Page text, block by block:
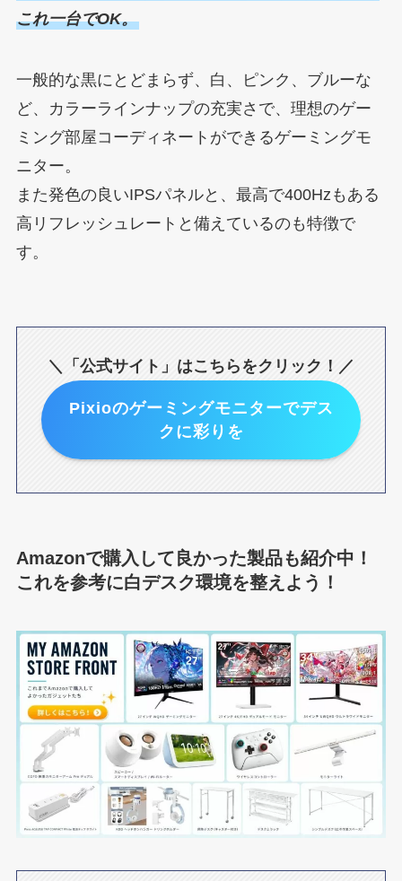
これ一台でOK。
一般的な黒にとどまらず、白、ピンク、ブルーな
ど、カラーラインナップの充実さで、理想のゲー
ミング部屋コーディネートができるゲーミングモ
ニター。
また発色の良いIPSパネルと、最高で400Hzもある
高リフレッシュレートと備えているのも特徴で
す。
＼「公式サイト」はこちらをクリック！／
Pixioのゲーミングモニターでデス
クに彩りを
Amazonで購入して良かった製品も紹介中！
これを参考に白デスク環境を整えよう！